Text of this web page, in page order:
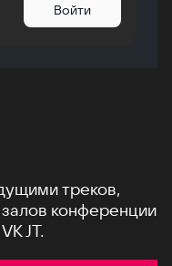
Войти
треков,
конференции
JT.